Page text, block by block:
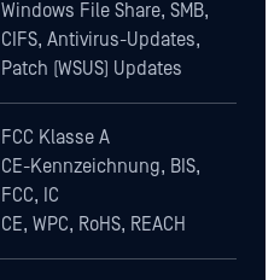
Windows File Share, SMB,
CIFS, Antivirus-Updates,
Patch (WSUS) Updates
FCC Klasse A
CE-Kennzeichnung, BIS,
FCC, IC
CE, WPC, RoHS, REACH